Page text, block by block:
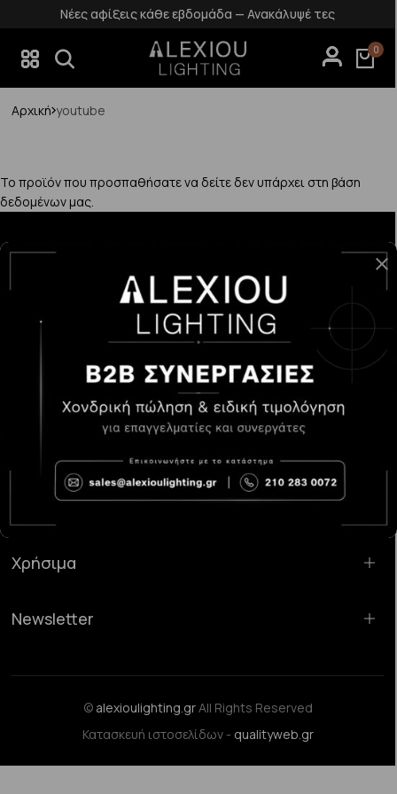
Νέες αφίξεις κάθε εβδομάδα — Ανακάλυψέ τες
0
Αρχική youtube
Το προϊόν που προσπαθήσατε να δείτε δεν υπάρχει στη βάση
δεδομένων μας.
Κατάστημα Χαλάνδρι:Σαρανταπόρου 55, 15232, Χαλάνδρι
sales@alexioulighting.gr
210 283 0072
6983123181
Χρήσιμα
Newsletter
© alexioulighting.grAll Rights Reserved
Κατασκευή ιστοσελίδων - qualityweb.gr